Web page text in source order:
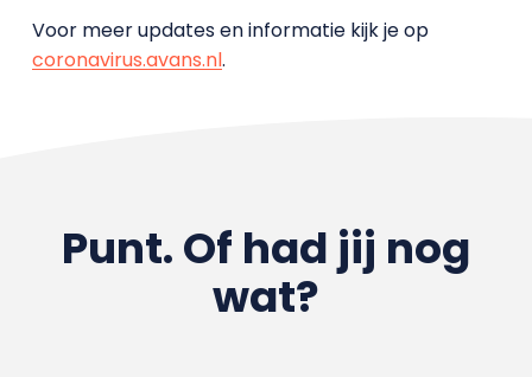
Voor meer updates en informatie kijk je op
coronavirus.avans.nl.
Punt. Of had jij nog
wat?